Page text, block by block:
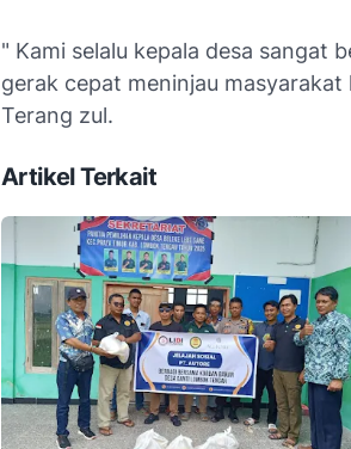
" Kami selalu kepala desa sangat
gerak cepat meninjau
Terang zul.
Artikel Terkait